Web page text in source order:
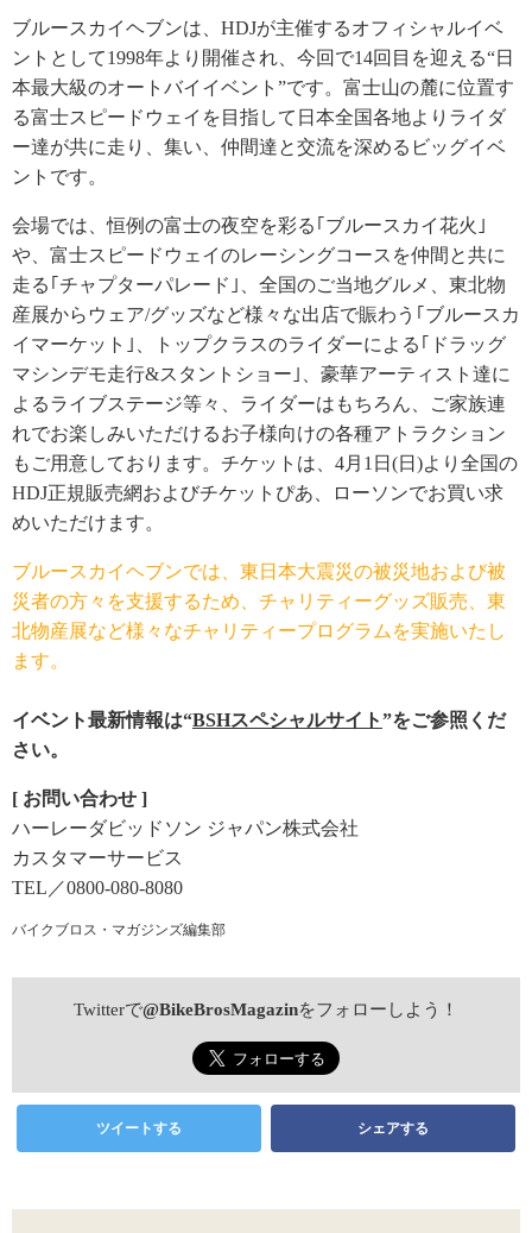
ブルースカイヘブンは、HDJが主催するオフィシャルイベ
ントとして1998年より開催され、今回で14回目を迎える“日
本最大級のオートバイイベント”です。富士山の麓に位置す
る富士スピードウェイを目指して日本全国各地よりライダ
ー達が共に走り、集い、仲間達と交流を深めるビッグイベ
ントです。
会場では、恒例の富士の夜空を彩る｢ブルースカイ花火｣
や、富士スピードウェイのレーシングコースを仲間と共に
走る｢チャプターパレード｣、全国のご当地グルメ、東北物
産展からウェア/グッズなど様々な出店で賑わう｢ブルースカ
イマーケット｣、トップクラスのライダーによる｢ドラッグ
マシンデモ走行&スタントショー｣、豪華アーティスト達に
よるライブステージ等々、ライダーはもちろん、ご家族連
れでお楽しみいただけるお子様向けの各種アトラクション
もご用意しております。チケットは、4月1日(日)より全国の
HDJ正規販売網およびチケットぴあ、ローソンでお買い求
めいただけます。
ブルースカイヘブンでは、東日本大震災の被災地および被
災者の方々を支援するため、チャリティーグッズ販売、東
北物産展など様々なチャリティープログラムを実施いたし
ます。
イベント最新情報は“BSHスペシャルサイト”をご参照くだ
さい。
[ お問い合わせ ]
ハーレーダビッドソン ジャパン株式会社
カスタマーサービス
TEL／0800-080-8080
バイクブロス・マガジンズ編集部
Twitterで@BikeBrosMagazinをフォローしよう！
ツイートする シェアする